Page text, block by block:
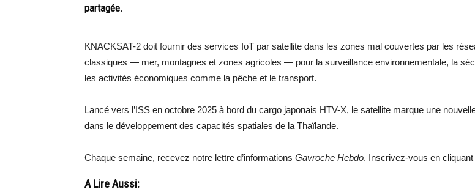
partagée.
KNACKSAT-2 doit fournir des services IoT par satellite dans les zones mal couvertes par les
classiques — mer, montagnes et zones agricoles — pour la surveillance environnementale, la
les activités économiques comme la pêche et le transport.
Lancé vers l’ISS en octobre 2025 à bord du cargo japonais HTV-X, le satellite marque une
dans le développement des capacités spatiales de la Thaïlande.
Chaque semaine, recevez notre lettre d’informations Gavroche Hebdo. Inscrivez-vous en cliquant
A Lire Aussi: